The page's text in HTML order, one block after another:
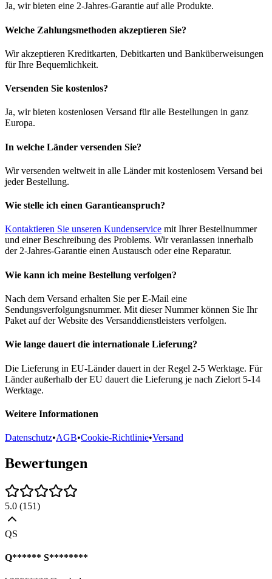
Ja, wir bieten eine 2-Jahres-Garantie auf alle Produkte.
Welche Zahlungsmethoden akzeptieren Sie?
Wir akzeptieren Kreditkarten, Debitkarten und Banküberweisungen
für Ihre Bequemlichkeit.
Versenden Sie kostenlos?
Ja, wir bieten kostenlosen Versand für alle Bestellungen in ganz
Europa.
In welche Länder versenden Sie?
Wir versenden weltweit in alle Länder mit kostenlosem Versand bei
jeder Bestellung.
Wie stelle ich einen Garantieanspruch?
Kontaktieren Sie unseren Kundenservice mit Ihrer Bestellnummer
und einer Beschreibung des Problems. Wir veranlassen innerhalb
der 2-Jahres-Garantie einen Austausch oder eine Reparatur.
Wie kann ich meine Bestellung verfolgen?
Nach dem Versand erhalten Sie per E-Mail eine
Sendungsverfolgungsnummer. Mit dieser Nummer können Sie Ihr
Paket auf der Website des Versanddienstleisters verfolgen.
Wie lange dauert die internationale Lieferung?
Die Lieferung in EU-Länder dauert in der Regel 2-5 Werktage. Für
Länder außerhalb der EU dauert die Lieferung je nach Zielort 5-14
Werktage.
Weitere Informationen
Datenschutz•AGB•Cookie-Richtlinie•Versand
Bewertungen
5.0 (151)
QS
Q****** S********